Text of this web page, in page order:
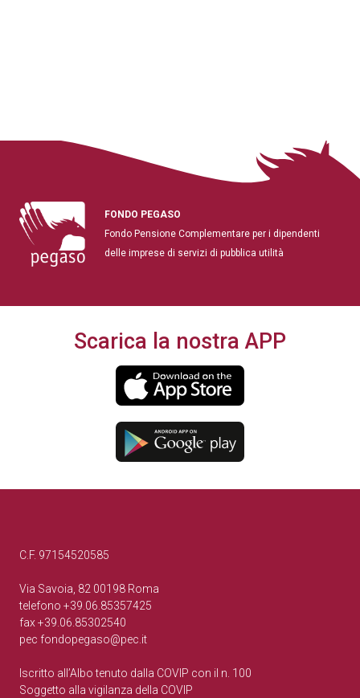
FONDO PEGASO
Fondo Pensione Complementare per i dipendenti
delle imprese di servizi di pubblica utilità
Scarica la nostra APP
C.F. 97154520585
Via Savoia, 82 00198 Roma
telefono +39.06.85357425
fax +39.06.85302540
pec fondopegaso@pec.it
Iscritto all’Albo tenuto dalla COVIP con il n. 100
Soggetto alla vigilanza della COVIP